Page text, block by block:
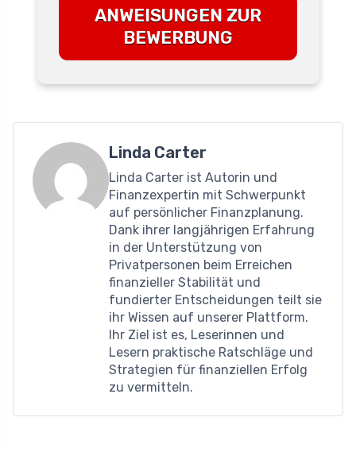
ANWEISUNGEN ZUR
BEWERBUNG
Linda Carter
Linda Carter ist Autorin und
Finanzexpertin mit Schwerpunkt
auf persönlicher Finanzplanung.
Dank ihrer langjährigen Erfahrung
in der Unterstützung von
Privatpersonen beim Erreichen
finanzieller Stabilität und
fundierter Entscheidungen teilt sie
ihr Wissen auf unserer Plattform.
Ihr Ziel ist es, Leserinnen und
Lesern praktische Ratschläge und
Strategien für finanziellen Erfolg
zu vermitteln.